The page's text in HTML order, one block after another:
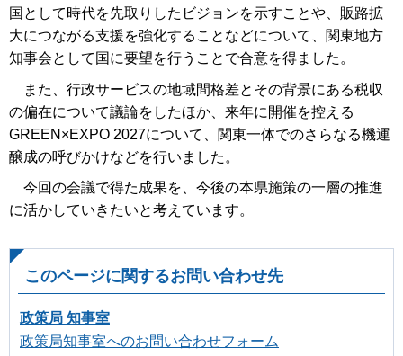
国として時代を先取りしたビジョンを示すことや、販路拡
大につながる支援を強化することなどについて、関東地方
知事会として国に要望を行うことで合意を得ました。
また、行政サービスの地域間格差とその背景にある税収
の偏在について議論をしたほか、来年に開催を控える
GREEN×EXPO 2027について、関東一体でのさらなる機運
醸成の呼びかけなどを行いました。
今回の会議で得た成果を、今後の本県施策の一層の推進
に活かしていきたいと考えています。
このページに関するお問い合わせ先
政策局 知事室
政策局知事室へのお問い合わせフォーム